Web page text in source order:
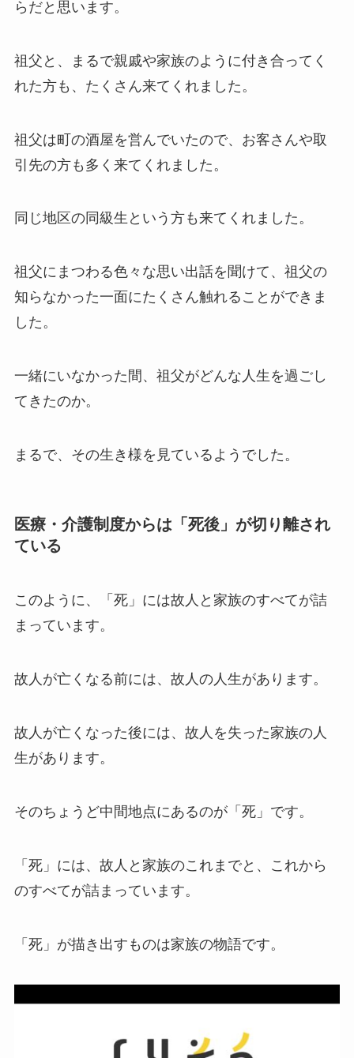
らだと思います。
祖父と、まるで親戚や家族のように付き合ってく
れた方も、たくさん来てくれました。
祖父は町の酒屋を営んでいたので、お客さんや取
引先の方も多く来てくれました。
同じ地区の同級生という方も来てくれました。
祖父にまつわる色々な思い出話を聞けて、祖父の
知らなかった一面にたくさん触れることができま
した。
一緒にいなかった間、祖父がどんな人生を過ごし
てきたのか。
まるで、その生き様を見ているようでした。
医療・介護制度からは「死後」が切り離され
ている
このように、「死」には故人と家族のすべてが詰
まっています。
故人が亡くなる前には、故人の人生があります。
故人が亡くなった後には、故人を失った家族の人
生があります。
そのちょうど中間地点にあるのが「死」です。
「死」には、故人と家族のこれまでと、これから
のすべてが詰まっています。
「死」が描き出すものは家族の物語です。